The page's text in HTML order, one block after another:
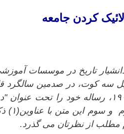
کردن جامعه
تاریخ در موسسات
سه کوت، در صدمین سالگرد
دولت در مجلس نمایندگان فرانسه تصویب شده در ۱۹۰۵،
دین خانه
مطلب از نظرتان می گذرد.